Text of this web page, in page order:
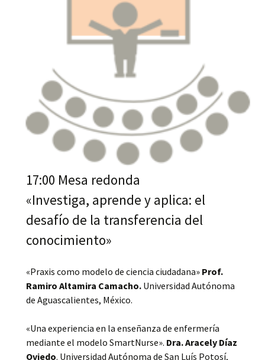
17:00 Mesa redonda
«Investiga, aprende y aplica: el
desafío de la transferencia del
conocimiento»
«Praxis como modelo de ciencia ciudadana» Prof.
Ramiro Altamira Camacho. Universidad Autónoma
de Aguascalientes, México.
«Una experiencia en la enseñanza de enfermería
mediante el modelo SmartNurse». Dra. Aracely Díaz
Oviedo. Universidad Autónoma de San Luís Potosí,